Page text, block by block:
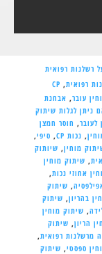
רשלנות רפואית
,
CP
עובר, אבחנת
ניתן לגלות שיתוק
לעובר, חוסר חמצן
, נכות CP , סיפי,
מוחין, שיותוק
, שיתוק מוחין
אחוזי נכות,
, שיתוק
בהריון, שיתוק
, שיתוק מוחין
הריון, שיתוק
מרשלנות רפואית,
ספסטי, שיתוק